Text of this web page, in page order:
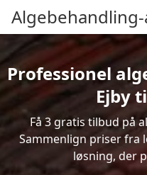
Professionel
Ejby
Få 3 gratis tilbud på
Sammenlign priser fra
løsning, der